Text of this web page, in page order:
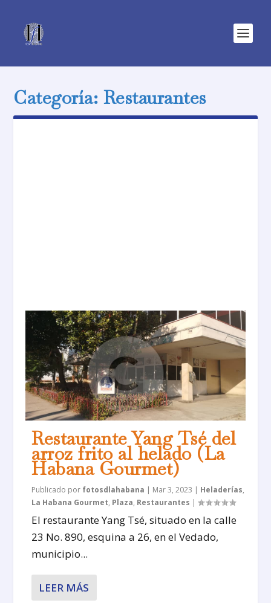
Categoría: Restaurantes
Restaurante Yang Tsé del
arroz frito al helado (La
Habana Gourmet)
Publicado por fotosdlahabana | Mar 3, 2023 | Heladerías,
La Habana Gourmet, Plaza, Restaurantes |
El restaurante Yang Tsé, situado en la calle
23 No. 890, esquina a 26, en el Vedado,
municipio...
LEER MÁS